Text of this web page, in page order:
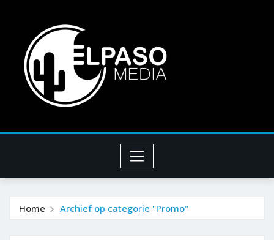
Home Archief op categorie "Promo"